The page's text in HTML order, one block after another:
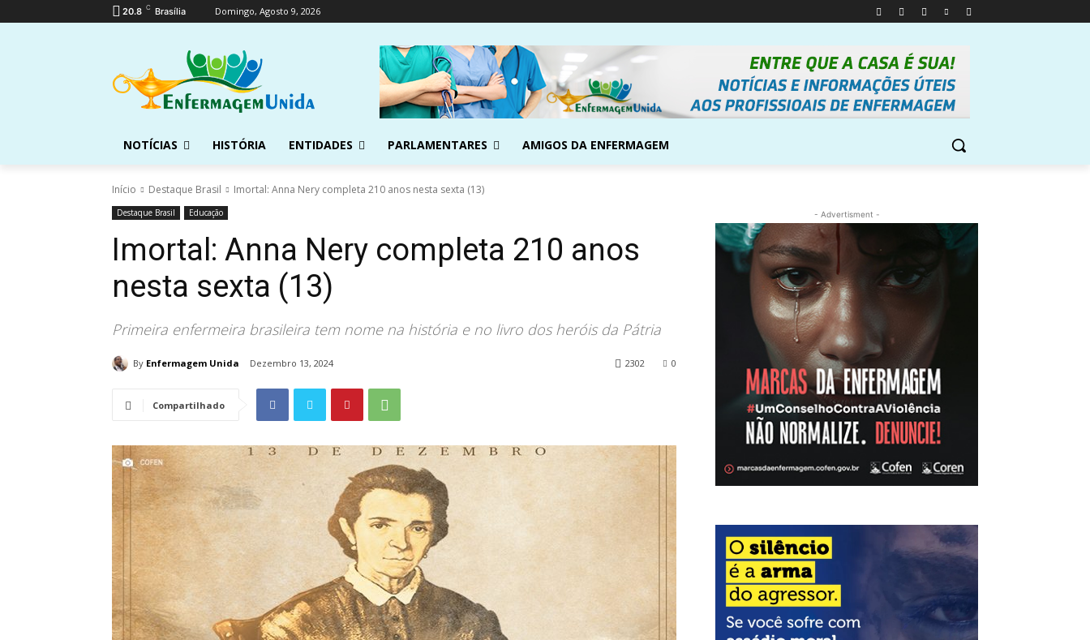
20.8 C Brasília Domingo, Agosto 9, 2026
NOTÍCIAS HISTÓRIA ENTIDADES PARLAMENTARES AMIGOS DA ENFERMAGEM
Início Destaque Brasil Imortal: Anna Nery completa 210 anos nesta sexta (13)
Destaque Brasil Educação
Imortal: Anna Nery completa 210 anos
nesta sexta (13)
Primeira enfermeira brasileira tem nome na história e no livro dos heróis da Pátria
By Enfermagem Unida Dezembro 13, 2024 0
2302
Compartilhado
- Advertisment -